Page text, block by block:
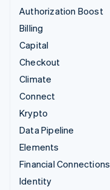
Authorization Boost
Billing
Capital
Checkout
Climate
Connect
Krypto
Data Pipeline
Elements
Financial Connections
Identity